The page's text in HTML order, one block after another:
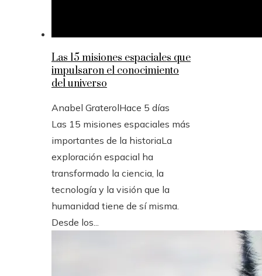
Las 15 misiones espaciales que
impulsaron el conocimiento
del universo
Anabel GraterolHace 5 días
Las 15 misiones espaciales más
importantes de la historiaLa
exploración espacial ha
transformado la ciencia, la
tecnología y la visión que la
humanidad tiene de sí misma.
Desde los...